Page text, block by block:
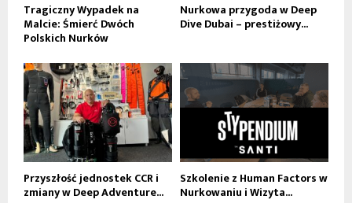
Tragiczny Wypadek na
Malcie: Śmierć Dwóch
Polskich Nurków
Nurkowa przygoda w Deep
Dive Dubai – prestiżowy...
Przyszłość jednostek CCR i
zmiany w Deep Adventure...
Szkolenie z Human Factors w
Nurkowaniu i Wizyta...